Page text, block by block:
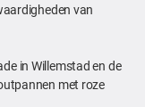
van
in Willemstad en de
met roze